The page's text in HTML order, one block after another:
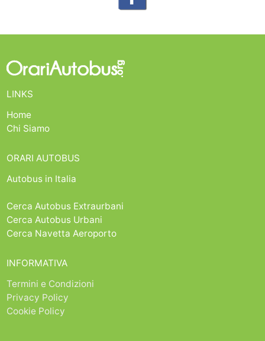
LINKS
Home
Chi Siamo
ORARI AUTOBUS
Autobus in Italia
Cerca Autobus Extraurbani
Cerca Autobus Urbani
Cerca Navetta Aeroporto
INFORMATIVA
Termini e Condizioni
Privacy Policy
Cookie Policy